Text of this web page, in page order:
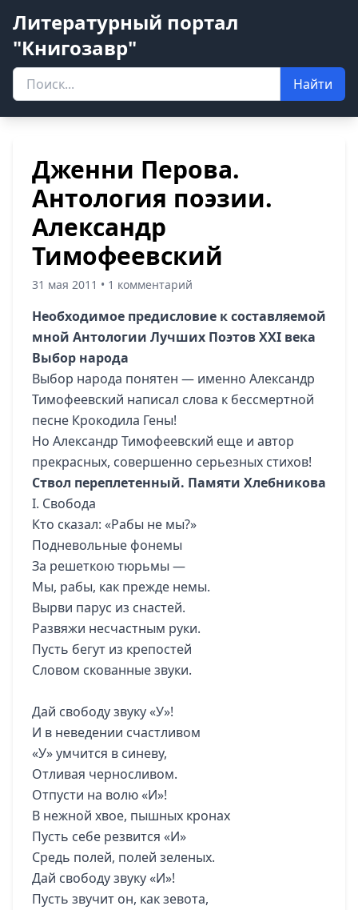
Литературный портал
"Книгозавр"
Найти
Дженни Перова.
Антология поэзии.
Александр
Тимофеевский
31 мая 2011 • 1 комментарий
Необходимое предисловие к составляемой
мной Антологии Лучших Поэтов XXI века
Выбор народа
Выбор народа понятен — именно Александр
Тимофеевский написал слова к бессмертной
песне Крокодила Гены!
Но Александр Тимофеевский еще и автор
прекрасных, совершенно серьезных стихов!
Ствол переплетенный. Памяти Хлебникова
I. Свобода
Кто сказал: «Рабы не мы?»
Подневольные фонемы
За решеткою тюрьмы —
Мы, рабы, как прежде немы.
Вырви парус из снастей.
Развяжи несчастным руки.
Пусть бегут из крепостей
Словом скованные звуки.
Дай свободу звуку «У»!
И в неведении счастливом
«У» умчится в синеву,
Отливая черносливом.
Отпусти на волю «И»!
В нежной хвое, пышных кронах
Пусть себе резвится «И»
Средь полей, полей зеленых.
Дай свободу звуку «И»!
Пусть звучит он, как зевота,